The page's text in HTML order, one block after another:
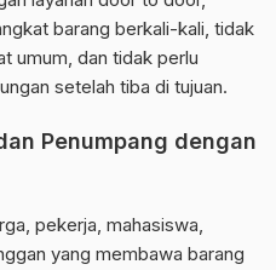
barang berkali-kali, tidak
umum, dan tidak perlu
setelah tiba di tujuan.
Penumpang dengan
pekerja, mahasiswa,
yang membawa barang